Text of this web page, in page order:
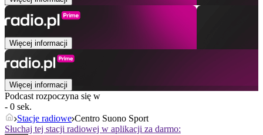
Więcej informacji
Więcej informacji
Podcast rozpoczyna się w
- 0 sek.
Stacje radiowe Centro Suono Sport
Słuchaj tej stacji radiowej w aplikacji za darmo: